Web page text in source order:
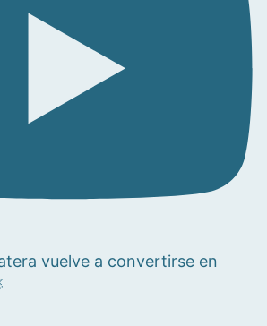
vuelve a convertirse en